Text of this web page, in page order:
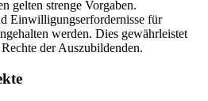
gelten strenge Vorgaben.
Einwilligungserfordernisse für
werden. Dies gewährleistet
der Auszubildenden.